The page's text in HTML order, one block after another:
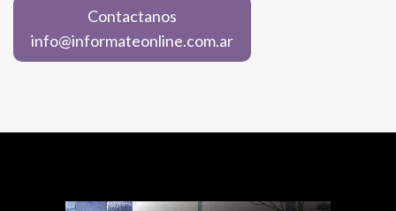
Contactanos
info@informateonline.com.ar